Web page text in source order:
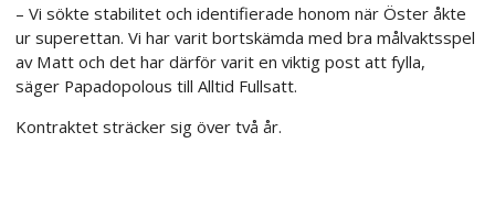
– Vi sökte stabilitet och identifierade honom när Öster åkte
ur superettan. Vi har varit bortskämda med bra målvaktsspel
av Matt och det har därför varit en viktig post att fylla,
säger Papadopolous till Alltid Fullsatt.
Kontraktet sträcker sig över två år.